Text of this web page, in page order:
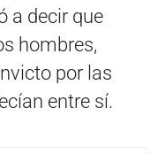
a decir que
hombres,
por las
entre sí.